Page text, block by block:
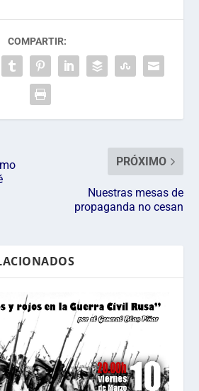
COMPARTIR:
PRÓXIMO
Nuestras mesas de
propaganda no cesan